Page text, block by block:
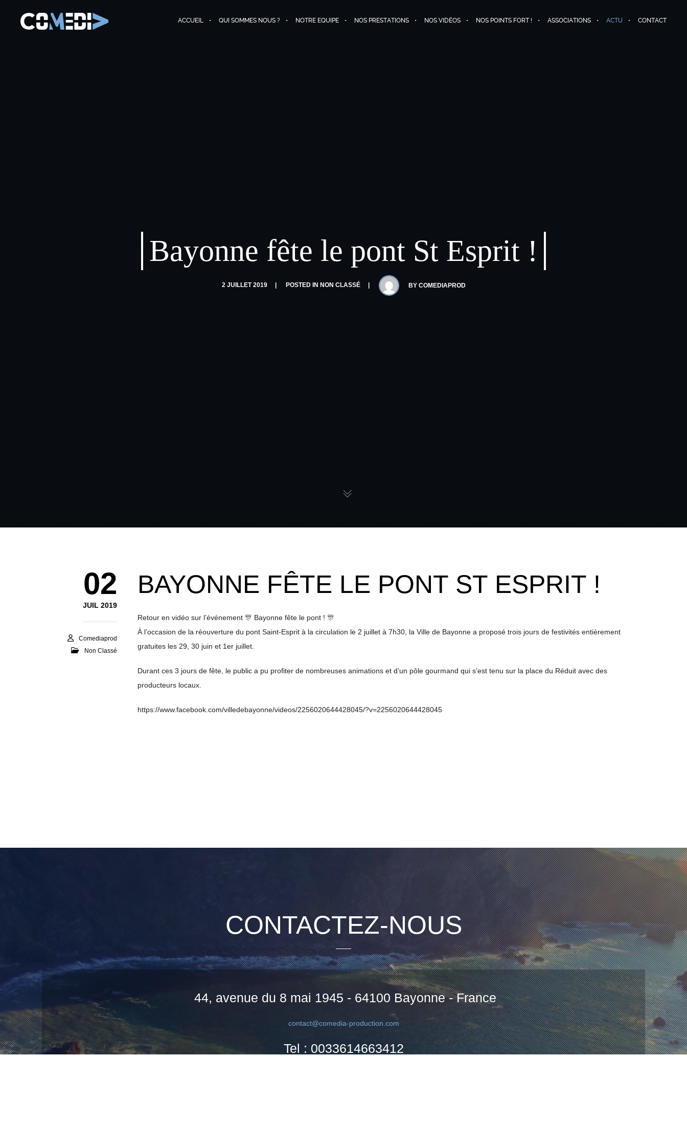
ACCUEIL QUI SOMMES NOUS ? NOTRE EQUIPE NOS PRESTATIONS NOS VIDÉOS NOS POINTS FORT ! ASSOCIATIONS ACTU CONTACT
Bayonne fête le pont St Esprit !
2 JUILLET 2019 POSTED IN NON CLASSÉ BY COMEDIAPROD
02
JUIL 2019
Comediaprod
Non Classé
BAYONNE FÊTE LE PONT ST ESPRIT !
Retour en vidéo sur l’événement 🎊 Bayonne fête le pont ! 🎊
À l’occasion de la réouverture du pont Saint-Esprit à la circulation le 2 juillet à 7h30, la Ville de Bayonne a proposé trois jours de festivités entièrement
gratuites les 29, 30 juin et 1er juillet.
Durant ces 3 jours de fête, le public a pu profiter de nombreuses animations et d’un pôle gourmand qui s’est tenu sur la place du Réduit avec des
producteurs locaux.
https://www.facebook.com/villedebayonne/videos/2256020644428045/?v=2256020644428045
CONTACTEZ-NOUS
44, avenue du 8 mai 1945 - 64100 Bayonne - France
contact@comedia-production.com
Tel : 0033614663412